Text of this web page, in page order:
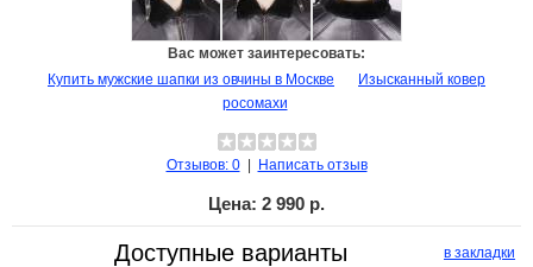
Вас может заинтересовать:
Купить мужские шапки из овчины в Москве
Изысканный ковер
росомахи
Отзывов: 0| Написать отзыв
Цена: 2 990 р.
в закладки
Доступные варианты